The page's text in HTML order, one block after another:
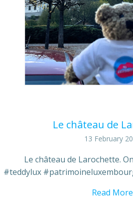
Le château de
13 February
Le château de Larochette.
#teddylux
Read More